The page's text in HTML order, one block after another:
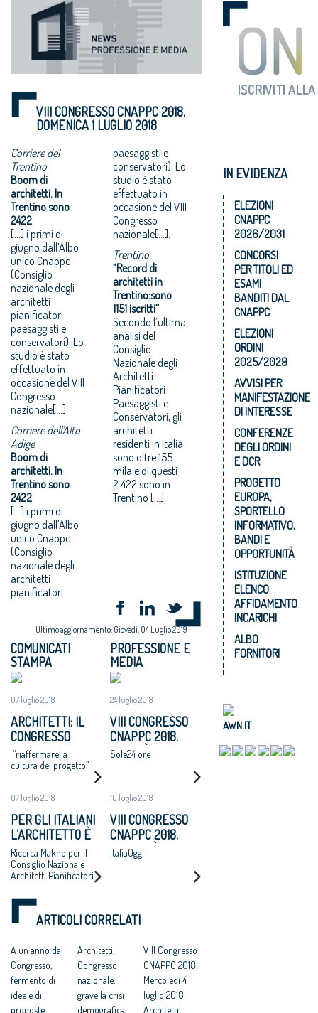
VIII CONGRESSO CNAPPC 2018.
DOMENICA 1 LUGLIO 2018
Corriere del
Trentino
Boom di
architetti. In
Trentino sono
2422
[…] i primi di
giugno dall’Albo
unico Cnappc
(Consiglio
nazionale degli
architetti
pianificatori
paesaggisti e
conservatori). Lo
studio è stato
effettuato in
occasione del VIII
Congresso
nazionale[…].
Corriere dell'Alto
Adige
Boom di
architetti. In
Trentino sono
2422
[…] i primi di
giugno dall’Albo
unico Cnappc
(Consiglio
nazionale degli
architetti
pianificatori
paesaggisti e
conservatori). Lo
studio è stato
effettuato in
occasione del VIII
Congresso
nazionale[…].
Trentino
“Record di
architetti in
Trentino:sono
1151 iscritti”
Secondo l’ultima
analisi del
Consiglio
Nazionale degli
Architetti
Pianificatori
Paesaggisti e
Conservatori, gli
architetti
residenti in Italia
sono oltre 155
mila e di questi
2.422 sono in
Trentino […].
Ultimo aggiornamento: Giovedì, 04 Luglio 2019
COMUNICATI
STAMPA
07 luglio 2018
ARCHITETTI: IL
CONGRESSO
NAZIONALE
APPROVA UN
ADOTTI UN
PROGRAMMA
NAZIONALE DI
RIGENERAZIONE
URBANE,
ALTERNATIVA A
INCONTROLLATE
E AL CONSUMO DI
SUOLO”
“riaffermare la
cultura del progetto”
07 luglio 2018
PER GLI ITALIANI
L’ARCHITETTO È
UNA FIGURA
CRUCIALE PER
DISEGNARE LO
SVILUPPO
ECONOMICO E
SOCIALE DEL
Ricerca Makno per il
Consiglio Nazionale
Architetti Pianificatori
Conservatori –
CNAPPC
PROFESSIONE E
MEDIA
24 luglio 2018
VIII CONGRESSO
CNAPPC 2018.
LUNEDÌ 25 LUGLIO
Sole24 ore
10 luglio 2018
VIII CONGRESSO
CNAPPC 2018.
MARTEDÌ 10
ItaliaOggi
ARTICOLI CORRELATI
A un anno dal
Congresso,
fermento di
idee e di
proposte
Architetti,
Congresso
nazionale:
grave la crisi
demografica;
VIII Congresso
CNAPPC 2018.
Mercoledì 4
luglio 2018
Architetti:
IN EVIDENZA
ELEZIONI
CNAPPC
2026/2031
CONCORSI
PER TITOLI ED
ESAMI
BANDITI DAL
CNAPPC
ELEZIONI
ORDINI
2025/2029
AVVISI PER
MANIFESTAZIONE
DI INTERESSE
CONFERENZE
DEGLI ORDINI
E DCR
PROGETTO
EUROPA,
SPORTELLO
INFORMATIVO,
BANDI E
OPPORTUNITÀ
ISTITUZIONE
ELENCO
AFFIDAMENTO
INCARICHI
ALBO
FORNITORI
AWN.IT